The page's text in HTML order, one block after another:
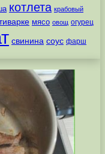
котлета крабовый
мясо овощ огурец
свинина соус фарш